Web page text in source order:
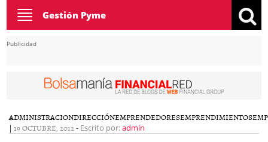
Toggle
navigation
Gestión Pyme
Publicidad
ADMINISTRACIONDIRECCIÓNEMPRENDEDORESEMPRENDIMIENTOS
| 19 OCTUBRE, 2012- Escrito por:admin